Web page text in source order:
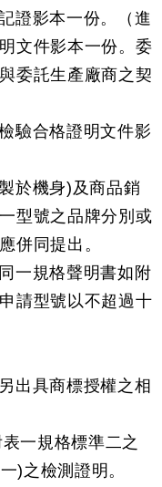
影本一份。（進
文件影本一份。委
委託生產廠商之契
合格證明文件影
機身)及商品銷
型號之品牌分別或
併同提出。
規格聲明書如附
請型號以不超過十
具商標授權之相
一規格標準二之
)之檢測證明。